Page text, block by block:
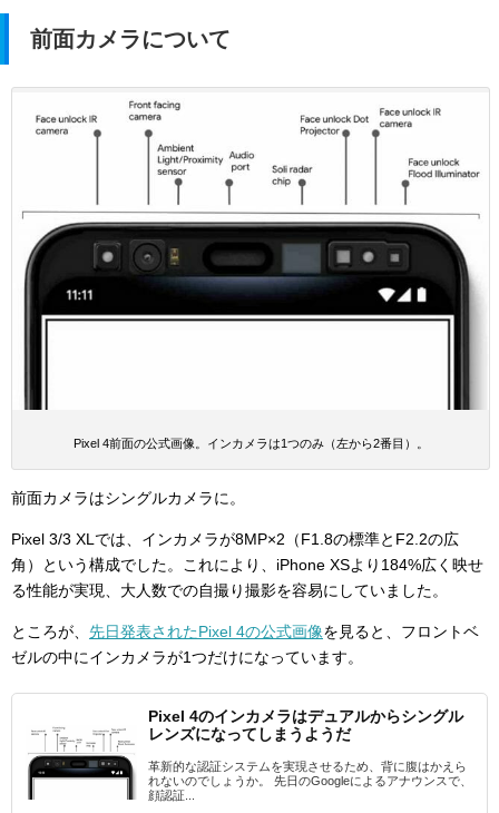
前面カメラについて
Pixel 4前面の公式画像。インカメラは1つのみ（左から2番目）。
前面カメラはシングルカメラに。
Pixel 3/3 XLでは、インカメラが8MP×2（F1.8の標準とF2.2の広
角）という構成でした。これにより、iPhone XSより184%広く映せ
る性能が実現、大人数での自撮り撮影を容易にしていました。
ところが、 先日発表されたPixel 4の公式画像を見ると、フロントベ
ゼルの中にインカメラが1つだけになっています。
Pixel 4のインカメラはデュアルからシングル
レンズになってしまうようだ
革新的な認証システムを実現させるため、背に腹はかえら
れないのでしょうか。 先日のGoogleによるアナウンスで、
顔認証...